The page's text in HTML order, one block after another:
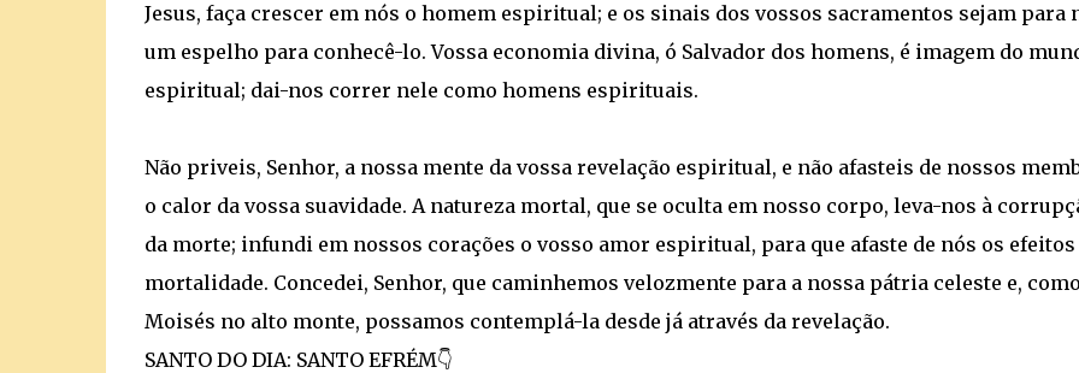
Jesus, faça crescer em nós o homem espiritual; e os sinais dos vossos sacramentos sejam para
um espelho para conhecê-lo. Vossa economia divina, ó Salvador dos homens, é imagem do
espiritual; dai-nos correr nele como homens espirituais.
Não priveis, Senhor, a nossa mente da vossa revelação espiritual, e não afasteis de nossos
o calor da vossa suavidade. A natureza mortal, que se oculta em nosso corpo, leva-nos à
da morte; infundi em nossos corações o vosso amor espiritual, para que afaste de nós os efeitos
mortalidade. Concedei, Senhor, que caminhemos velozmente para a nossa pátria celeste e, como
Moisés no alto monte, possamos contemplá-la desde já através da revelação.
SANTO DO DIA: SANTO EFRÉM👇